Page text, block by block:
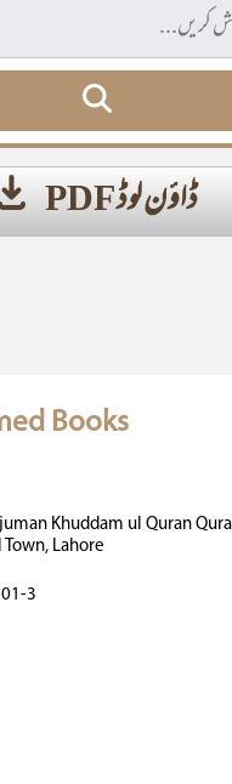
ڈاؤن لوڈ PDF
Books
Khuddam ul Quran
Lahore
3